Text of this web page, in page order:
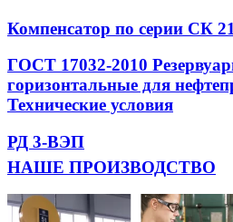
Компенсатор по серии СК
ГОСТ 17032-2010
горизонтальные для
Технические условия
РД 3-ВЭП
НАШЕ ПРОИЗВОДСТВО